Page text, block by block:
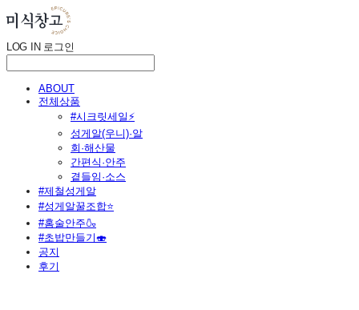
LOG IN 로그인
ABOUT
전체상품
#시크릿세일⚡
성게알(우니)·알
회·해산물
간편식·안주
곁들임·소스
#제철성게알
#성게알꿀조합⭐
#홈술안주🍶
#초밥만들기🍣
공지
후기